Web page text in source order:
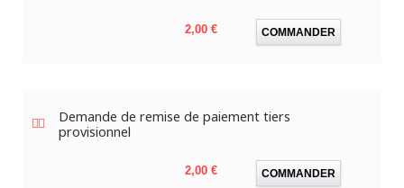
Prix
2,00 € COMMANDER
Demande de remise de paiement tiers
provisionnel
Prix
2,00 € COMMANDER